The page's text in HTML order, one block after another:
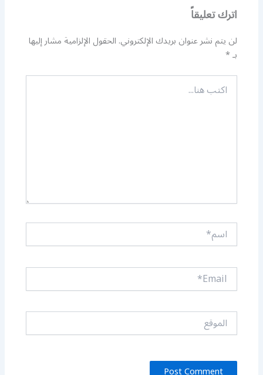
اترك تعليقاً
لن يتم نشر عنوان بريدك الإلكتروني.الحقول الإلزامية مشار إليها
بـ*
اكتب
هنا...
اسم*
Email*
الموقع